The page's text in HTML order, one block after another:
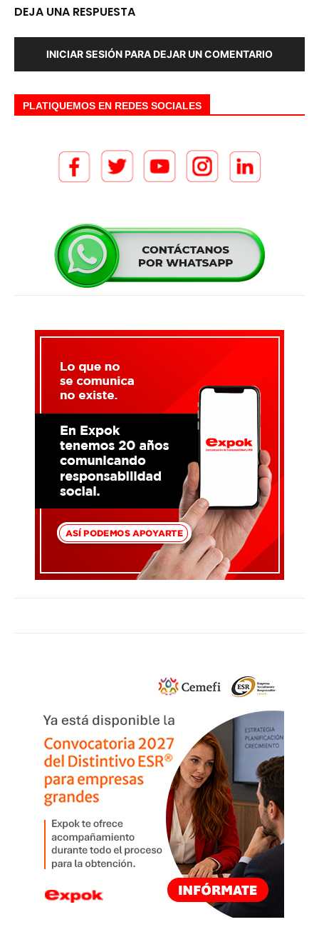
DEJA UNA RESPUESTA
INICIAR SESIÓN PARA DEJAR UN COMENTARIO
PLATIQUEMOS EN REDES SOCIALES